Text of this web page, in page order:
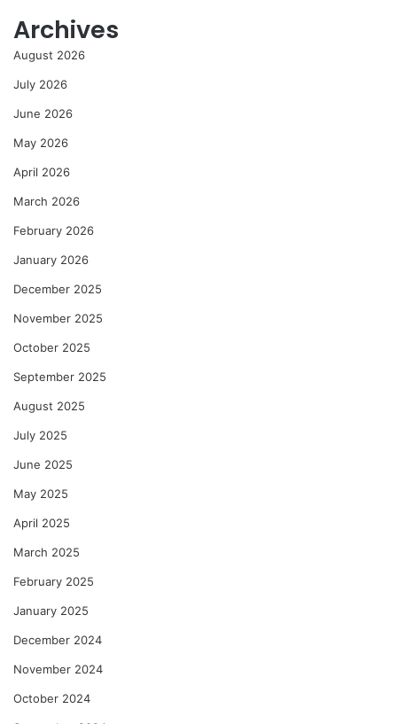
Archives
August 2026
July 2026
June 2026
May 2026
April 2026
March 2026
February 2026
January 2026
December 2025
November 2025
October 2025
September 2025
August 2025
July 2025
June 2025
May 2025
April 2025
March 2025
February 2025
January 2025
December 2024
November 2024
October 2024